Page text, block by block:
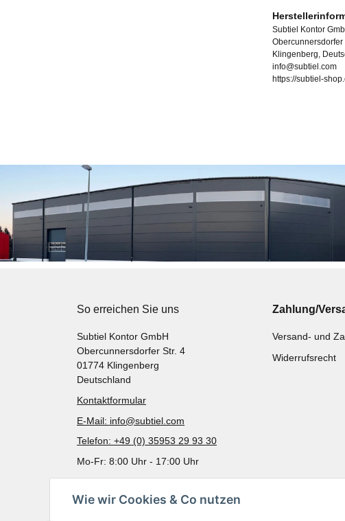
Wie wir Cookies & Co nutzen
Subtiel Kontor
Obercunnersdorfer
Klingenberg,
info@subtiel.com
https://subtiel-
So erreichen Sie uns
Subtiel Kontor GmbH
Obercunnersdorfer Str. 4
01774 Klingenberg
Deutschland
Kontaktformular
E-Mail: info@subtiel.com
Telefon: +49 (0) 35953 29 93 30
Mo-Fr: 8:00 Uhr - 17:00 Uhr
Zahlung/
Versand- und
Widerrufsrecht